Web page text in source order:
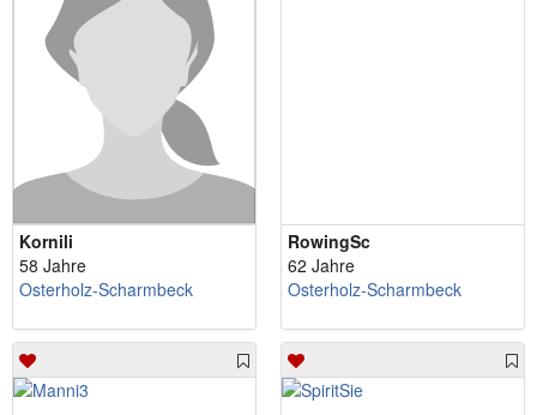
Kornili
58 Jahre
Osterholz-Scharmbeck
RowingSc
62 Jahre
Osterholz-Scharmbeck